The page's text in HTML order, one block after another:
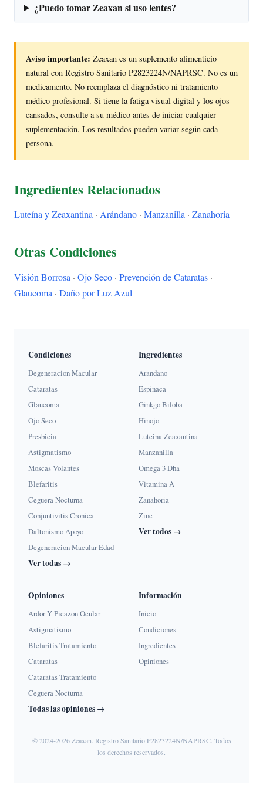
¿Puedo tomar Zeaxan si uso lentes?
Aviso importante: Zeaxan es un suplemento alimenticio
natural con Registro Sanitario P2823224N/NAPRSC. No es un
medicamento. No reemplaza el diagnóstico ni tratamiento
médico profesional. Si tiene la fatiga visual digital y los ojos
cansados, consulte a su médico antes de iniciar cualquier
suplementación. Los resultados pueden variar según cada
persona.
Ingredientes Relacionados
Luteína y Zeaxantina · Arándano · Manzanilla · Zanahoria
Otras Condiciones
Visión Borrosa · Ojo Seco · Prevención de Cataratas ·
Glaucoma · Daño por Luz Azul
Condiciones
Degeneracion Macular
Cataratas
Glaucoma
Ojo Seco
Presbicia
Astigmatismo
Moscas Volantes
Blefaritis
Ceguera Nocturna
Conjuntivitis Cronica
Daltonismo Apoyo
Degeneracion Macular Edad
Ver todas →
Ingredientes
Arandano
Espinaca
Ginkgo Biloba
Hinojo
Luteina Zeaxantina
Manzanilla
Omega 3 Dha
Vitamina A
Zanahoria
Zinc
Ver todos →
Opiniones
Ardor Y Picazon Ocular
Astigmatismo
Blefaritis Tratamiento
Cataratas
Cataratas Tratamiento
Ceguera Nocturna
Todas las opiniones →
Información
Inicio
Condiciones
Ingredientes
Opiniones
© 2024-2026 Zeaxan. Registro Sanitario P2823224N/NAPRSC. Todos
los derechos reservados.